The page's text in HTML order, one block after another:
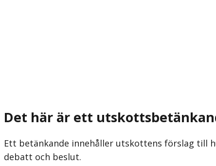
Det här är ett
Ett betänkande innehåller utskottens förslag till
debatt och beslut.